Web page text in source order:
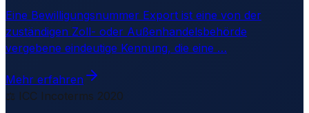
Eine Bewilligungsnummer Export ist eine von der
zuständigen Zoll- oder Außenhandelsbehörde
vergebene eindeutige Kennung, die eine …
Mehr erfahren
⚖️ ICC Incoterms 2020